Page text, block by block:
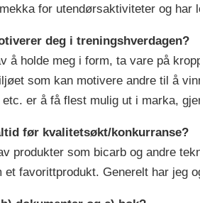
for utendørsaktiviteter og
deg i treningshverdagen?
å holde meg i form, ta vare på
som kan motivere andre til å
er å få flest mulig ut i marka,
før kvalitetsøkt/konkurranse?
produkter som bicarb og andre
et favorittprodukt. Generelt har jeg